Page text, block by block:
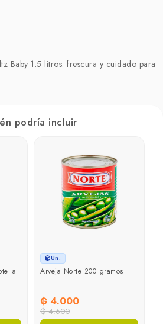
Baby 1.5 litros: frescura y cuidado para
podría incluir
Un.
Arveja Norte 200 gramos
₲ 4.000
₲ 4.600